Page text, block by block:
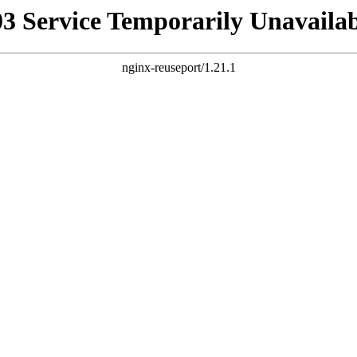
Service Temporarily
nginx-reuseport/1.21.1